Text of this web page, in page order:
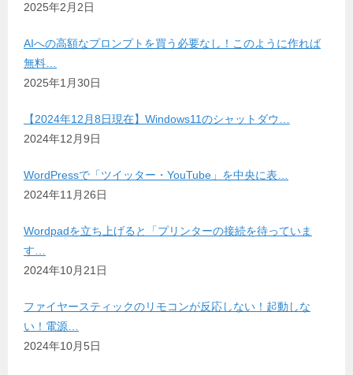
2025年2月2日
AIへの高額なプロンプトを買う必要なし！このように作れば
無料…
2025年1月30日
【2024年12月8日現在】Windows11のシャットダウ…
2024年12月9日
WordPressで「ツイッター・YouTube」を中央に表…
2024年11月26日
Wordpadを立ち上げると「プリンターの接続を待っていま
す…
2024年10月21日
ファイヤースティックのリモコンが反応しない！起動しな
い！電源…
2024年10月5日